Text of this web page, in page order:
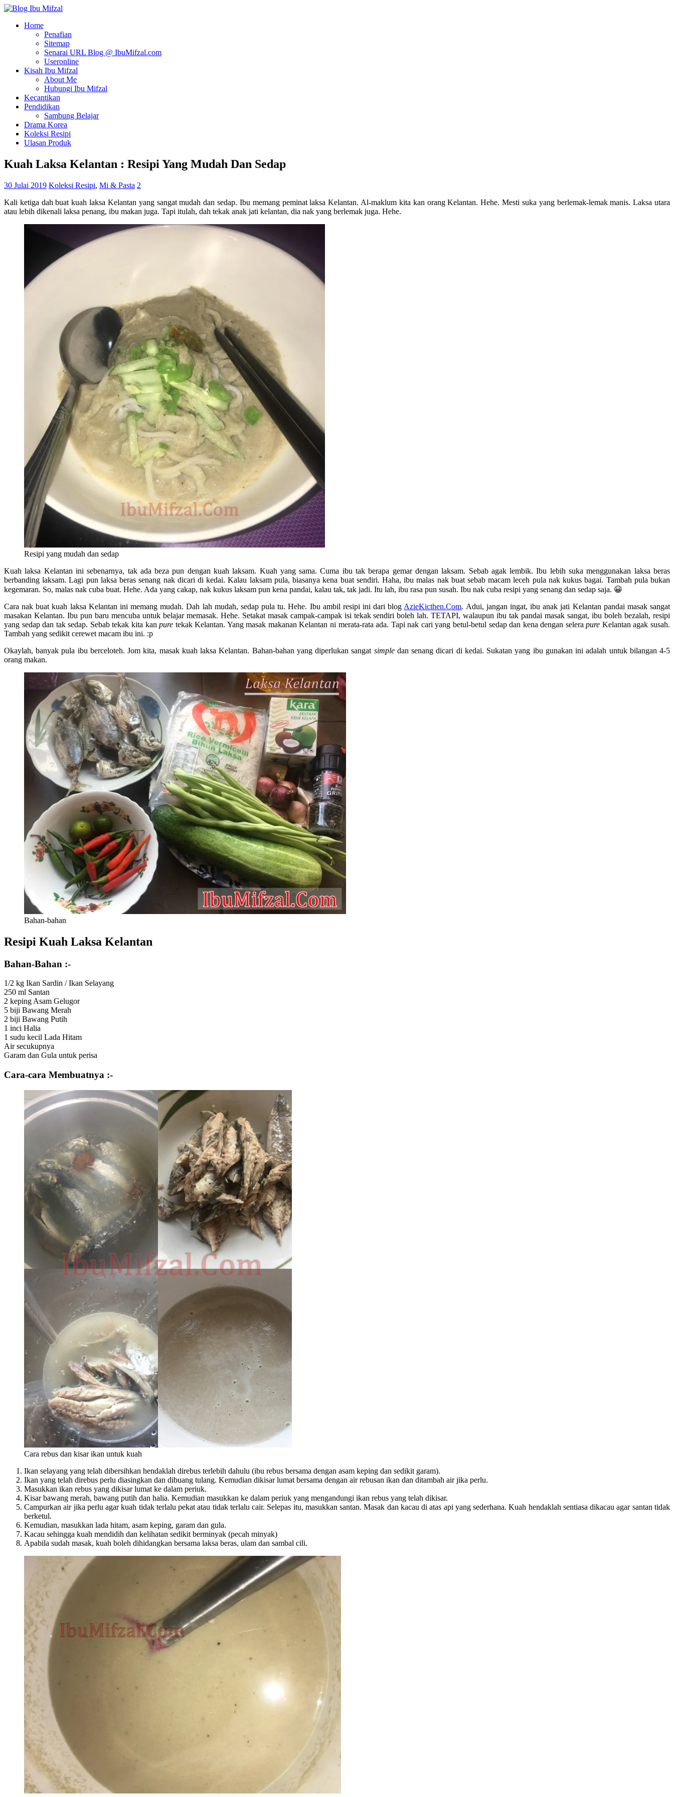
Home
Penafian
Sitemap
Senarai URL Blog @ IbuMifzal.com
Useronline
Kisah Ibu Mifzal
About Me
Hubungi Ibu Mifzal
Kecantikan
Pendidikan
Sambung Belajar
Drama Korea
Koleksi Resipi
Ulasan Produk
Kuah Laksa Kelantan : Resipi Yang Mudah Dan Sedap
30 Julai 2019 Koleksi Resipi, Mi & Pasta 2
Kali ketiga dah buat kuah laksa Kelantan yang sangat mudah dan sedap. Ibu memang peminat laksa Kelantan. Al-maklum kita kan orang Kelantan. Hehe. Mesti suka yang berlemak-lemak manis. Laksa utara
atau lebih dikenali laksa penang, ibu makan juga. Tapi itulah, dah tekak anak jati kelantan, dia nak yang berlemak juga. Hehe.
Resipi yang mudah dan sedap
Kuah laksa Kelantan ini sebenarnya, tak ada beza pun dengan kuah laksam. Kuah yang sama. Cuma ibu tak berapa gemar dengan laksam. Sebab agak lembik. Ibu lebih suka menggunakan laksa beras
berbanding laksam. Lagi pun laksa beras senang nak dicari di kedai. Kalau laksam pula, biasanya kena buat sendiri. Haha, ibu malas nak buat sebab macam leceh pula nak kukus bagai. Tambah pula bukan
kegemaran. So, malas nak cuba buat. Hehe. Ada yang cakap, nak kukus laksam pun kena pandai, kalau tak, tak jadi. Itu lah, ibu rasa pun susah. Ibu nak cuba resipi yang senang dan sedap saja. 😀
Cara nak buat kuah laksa Kelantan ini memang mudah. Dah lah mudah, sedap pula tu. Hehe. Ibu ambil resipi ini dari blog AzieKicthen.Com. Adui, jangan ingat, ibu anak jati Kelantan pandai masak sangat
masakan Kelantan. Ibu pun baru mencuba untuk belajar memasak. Hehe. Setakat masak campak-campak isi tekak sendiri boleh lah. TETAPI, walaupun ibu tak pandai masak sangat, ibu boleh bezalah, resipi
yang sedap dan tak sedap. Sebab tekak kita kanpure tekak Kelantan. Yang masak makanan Kelantan ni merata-rata ada. Tapi nak cari yang betul-betul sedap dan kena dengan selerapure Kelantan agak susah.
Tambah yang sedikit cerewet macam ibu ini. :p
Okaylah, banyak pula ibu berceloteh. Jom kita, masak kuah laksa Kelantan. Bahan-bahan yang diperlukan sangat simpledan senang dicari di kedai. Sukatan yang ibu gunakan ini adalah untuk bilangan 4-5
orang makan.
Bahan-bahan
Resipi Kuah Laksa Kelantan
Bahan-Bahan :-
1/2 kg Ikan Sardin / Ikan Selayang
250 ml Santan
2 keping Asam Gelugor
5 biji Bawang Merah
2 biji Bawang Putih
1 inci Halia
1 sudu kecil Lada Hitam
Air secukupnya
Garam dan Gula untuk perisa
Cara-cara Membuatnya :-
Cara rebus dan kisar ikan untuk kuah
Ikan selayang yang telah dibersihkan hendaklah direbus terlebih dahulu (ibu rebus bersama dengan asam keping dan sedikit garam).
Ikan yang telah direbus perlu diasingkan dan dibuang tulang. Kemudian dikisar lumat bersama dengan air rebusan ikan dan ditambah air jika perlu.
Masukkan ikan rebus yang dikisar lumat ke dalam periuk.
Kisar bawang merah, bawang putih dan halia. Kemudian masukkan ke dalam periuk yang mengandungi ikan rebus yang telah dikisar.
Campurkan air jika perlu agar kuah tidak terlalu pekat atau tidak terlalu cair. Selepas itu, masukkan santan. Masak dan kacau di atas api yang sederhana. Kuah hendaklah sentiasa dikacau agar santan tidak
berketul.
Kemudian, masukkan lada hitam, asam keping, garam dan gula.
Kacau sehingga kuah mendidih dan kelihatan sedikit berminyak (pecah minyak)
Apabila sudah masak, kuah boleh dihidangkan bersama laksa beras, ulam dan sambal cili.